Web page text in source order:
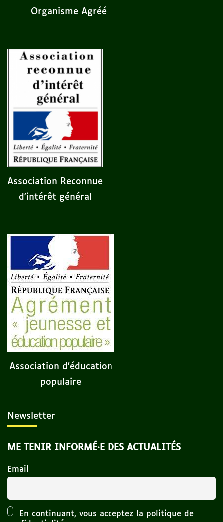
Organisme Agréé
Association Reconnue
d'intérêt général
Association d'éducation
populaire
Newsletter
ME TENIR INFORMÉ·E DES ACTUALITÉS
Email
En continuant, vous acceptez la politique de